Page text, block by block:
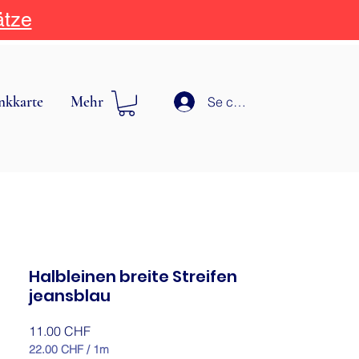
Mehr Se connecter
Halbleinen breite Streifen
jeansblau
11.00 CHFPrix
22.00 CHF / 1m